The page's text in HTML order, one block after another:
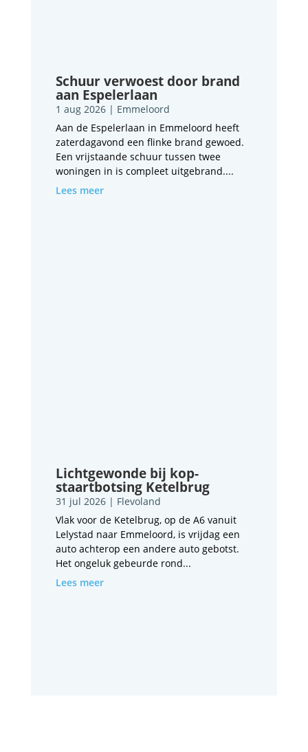
Schuur verwoest door brand
aan Espelerlaan
1 aug 2026| Emmeloord
Aan de Espelerlaan in Emmeloord heeft
zaterdagavond een flinke brand gewoed.
Een vrijstaande schuur tussen twee
woningen in is compleet uitgebrand....
Lees meer
Lichtgewonde bij kop-
staartbotsing Ketelbrug
31 jul 2026| Flevoland
Vlak voor de Ketelbrug, op de A6 vanuit
Lelystad naar Emmeloord, is vrijdag een
auto achterop een andere auto gebotst.
Het ongeluk gebeurde rond...
Lees meer